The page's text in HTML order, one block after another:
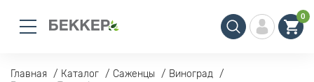
0
Главная Каталог Саженцы
Виноград